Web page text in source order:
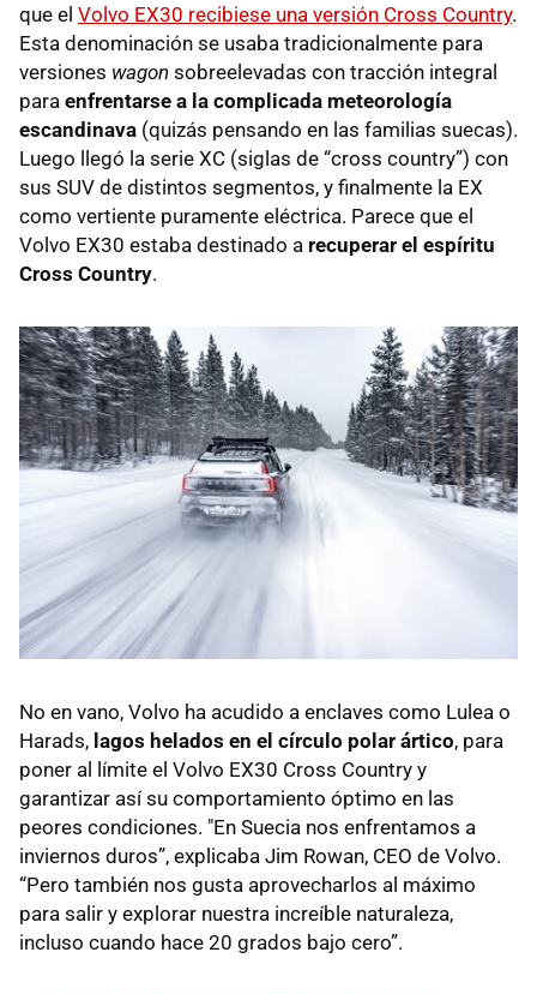
que el Volvo EX30 recibiese una versión Cross Country.
Esta denominación se usaba tradicionalmente para
versiones wagon sobreelevadas con tracción integral
para enfrentarse a la complicada meteorología
escandinava (quizás pensando en las familias suecas).
Luego llegó la serie XC (siglas de “cross country”) con
sus SUV de distintos segmentos, y finalmente la EX
como vertiente puramente eléctrica. Parece que el
Volvo EX30 estaba destinado a recuperar el espíritu
Cross Country.
No en vano, Volvo ha acudido a enclaves como Lulea o
Harads, lagos helados en el círculo polar ártico, para
poner al límite el Volvo EX30 Cross Country y
garantizar así su comportamiento óptimo en las
peores condiciones. "En Suecia nos enfrentamos a
inviernos duros”, explicaba Jim Rowan, CEO de Volvo.
“Pero también nos gusta aprovecharlos al máximo
para salir y explorar nuestra increíble naturaleza,
incluso cuando hace 20 grados bajo cero”.